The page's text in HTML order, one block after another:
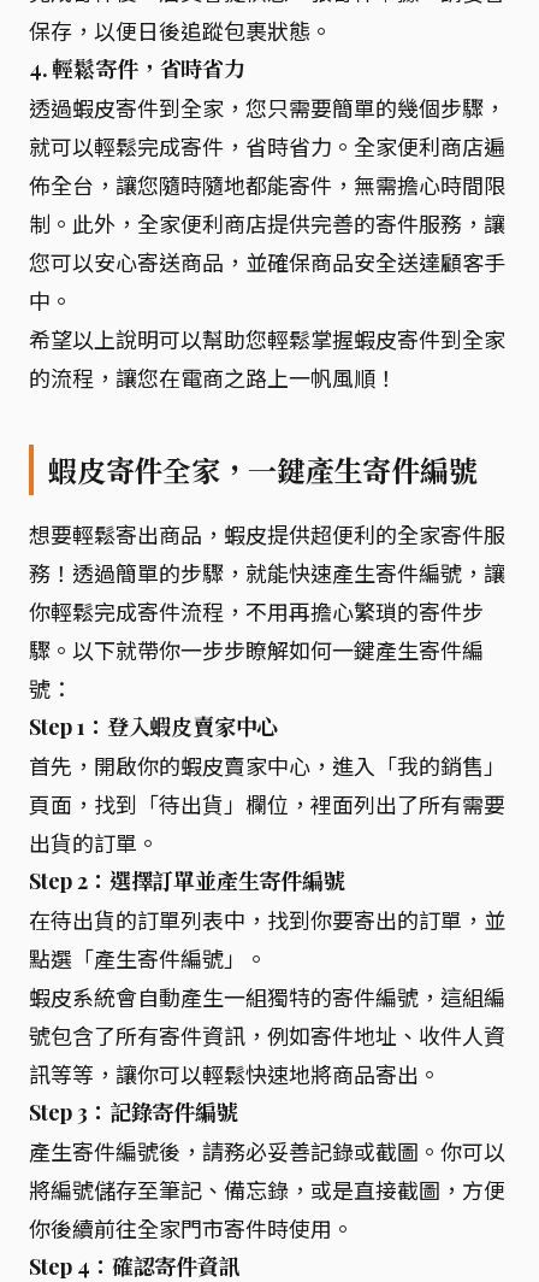
保存，以便日後追蹤包裹狀態。
4. 輕鬆寄件，省時省力
透過蝦皮寄件到全家，您只需要簡單的幾個步驟，
就可以輕鬆完成寄件，省時省力。全家便利商店遍
佈全台，讓您隨時隨地都能寄件，無需擔心時間限
制。此外，全家便利商店提供完善的寄件服務，讓
您可以安心寄送商品，並確保商品安全送達顧客手
中。
希望以上說明可以幫助您輕鬆掌握蝦皮寄件到全家
的流程，讓您在電商之路上一帆風順！
蝦皮寄件全家，一鍵產生寄件編號
想要輕鬆寄出商品，蝦皮提供超便利的全家寄件服
務！透過簡單的步驟，就能快速產生寄件編號，讓
你輕鬆完成寄件流程，不用再擔心繁瑣的寄件步
驟。以下就帶你一步步瞭解如何一鍵產生寄件編
號：
Step 1：登入蝦皮賣家中心
首先，開啟你的蝦皮賣家中心，進入「我的銷售」
頁面，找到「待出貨」欄位，裡面列出了所有需要
出貨的訂單。
Step 2：選擇訂單並產生寄件編號
在待出貨的訂單列表中，找到你要寄出的訂單，並
點選「產生寄件編號」。
蝦皮系統會自動產生一組獨特的寄件編號，這組編
號包含了所有寄件資訊，例如寄件地址、收件人資
訊等等，讓你可以輕鬆快速地將商品寄出。
Step 3：記錄寄件編號
產生寄件編號後，請務必妥善記錄或截圖。你可以
將編號儲存至筆記、備忘錄，或是直接截圖，方便
你後續前往全家門市寄件時使用。
Step 4：確認寄件資訊